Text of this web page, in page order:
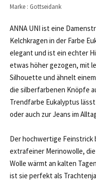
Marke : Gottseidank
ANNA UNI ist eine
Kelchkragen in der Farbe
elegant und ist ein echter
etwas höher gezogen, mit
Silhouette und ähnelt
die silberfarbenen Knöpfe
Trendfarbe Eukalyptus
oder auch zur Jeans im
Der hochwertige Feinstrick
extrafeiner Merinowolle,
Wolle wärmt an kalten
ist sie perfekt als